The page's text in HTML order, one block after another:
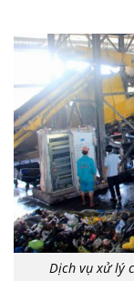
Dịch vụ xử lý